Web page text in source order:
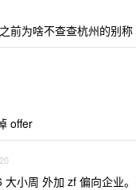
前为啥不查查杭州的别称
offer
小周 外加 zf 偏向企业